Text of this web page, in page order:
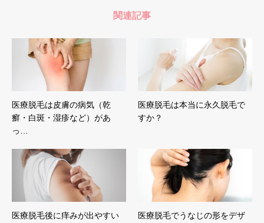
関連記事
医療脱毛は皮膚の病気（乾
癬・白斑・湿疹など）があ
っ…
医療脱毛は本当に永久脱毛で
すか？
医療脱毛後に痒みが出やすい
医療脱毛でうなじの形をデザ